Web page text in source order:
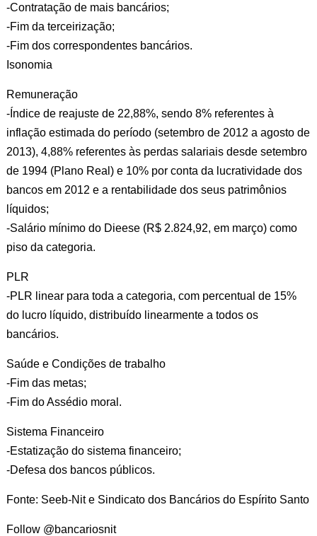
-Contratação de mais bancários;
-Fim da terceirização;
-Fim dos correspondentes bancários.
Isonomia
Remuneração
-Índice de reajuste de 22,88%, sendo 8% referentes à
inflação estimada do período (setembro de 2012 a agosto de
2013), 4,88% referentes às perdas salariais desde setembro
de 1994 (Plano Real) e 10% por conta da lucratividade dos
bancos em 2012 e a rentabilidade dos seus patrimônios
líquidos;
-Salário mínimo do Dieese (R$ 2.824,92, em março) como
piso da categoria.
PLR
-PLR linear para toda a categoria, com percentual de 15%
do lucro líquido, distribuído linearmente a todos os
bancários.
Saúde e Condições de trabalho
-Fim das metas;
-Fim do Assédio moral.
Sistema Financeiro
-Estatização do sistema financeiro;
-Defesa dos bancos públicos.
Fonte: Seeb-Nit e Sindicato dos Bancários do Espírito Santo
Follow @bancariosnit